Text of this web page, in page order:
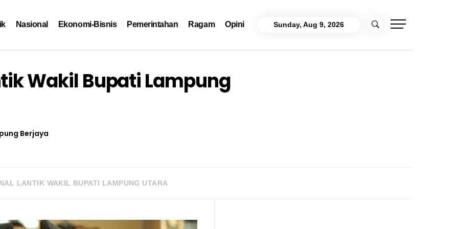
Nasional Ekonomi-Bisnis Pemerintahan Ragam Opini Sunday, Aug 9, 2026
Wakil Bupati Lampung
Berjaya
LANTIK WAKIL BUPATI LAMPUNG UTARA